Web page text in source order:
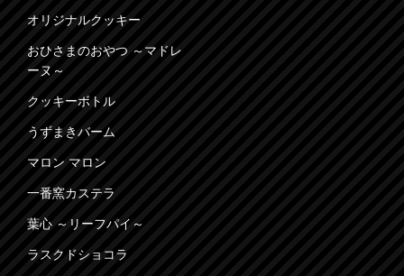
オリジナルクッキー
おひさまのおやつ ～マドレ
ーヌ～
クッキーボトル
うずまきバーム
マロン マロン
一番窯カステラ
葉心 ～リーフパイ～
ラスクドショコラ